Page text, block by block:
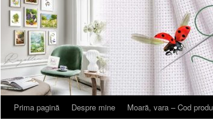
SariPrima pagină Despre mine Moară, vara – Cod